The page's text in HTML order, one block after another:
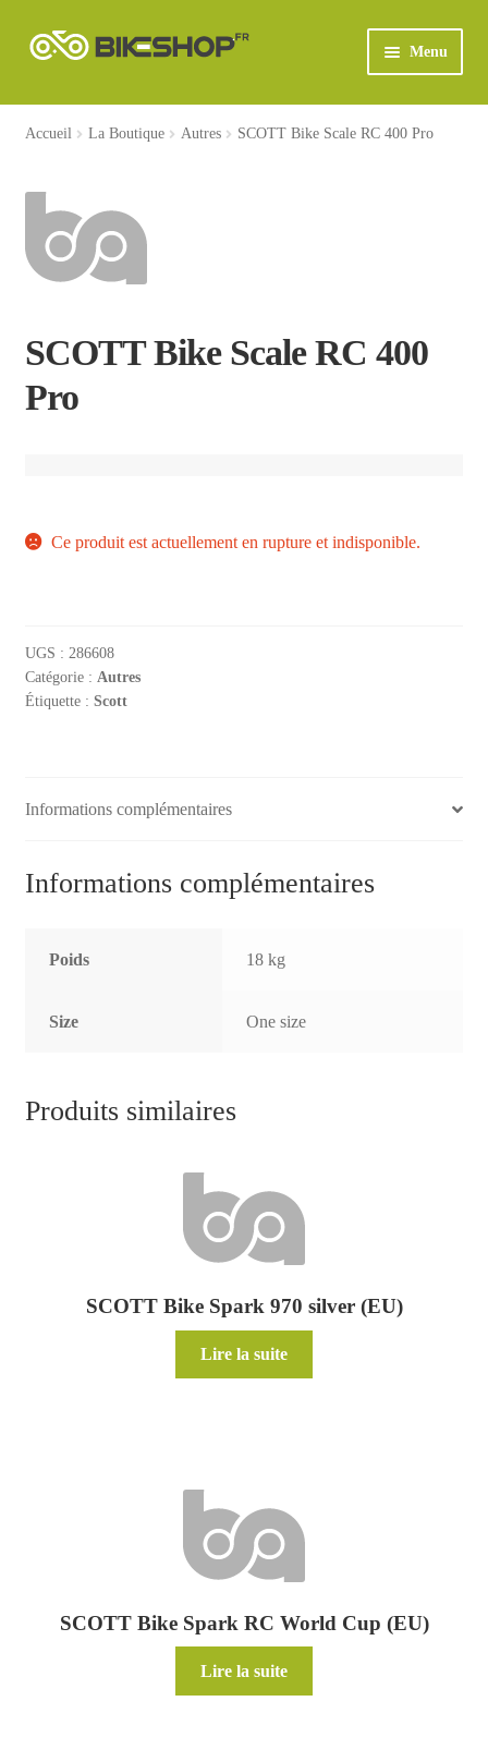
Aller
Aller
Menu
ACCUEIL
CLIENT PORTAL
CLIENT PORTAL
CONDITIONS GÉNÉRALES DE VENTE
CONTACT
VALIDATION DE COMMANDE
Accueil La Boutique Autres SCOTT Bike Scale RC 400 Pro
SCOTT Bike Scale RC 400
Pro
Ce produit est actuellement en rupture et indisponible.
UGS : 286608
Catégorie : Autres
Étiquette : Scott
Informations complémentaires
Informations complémentaires
Poids 18 kg
Size One size
Produits similaires
SCOTT Bike Spark 970 silver (EU)
Lire la suite
SCOTT Bike Spark RC World Cup (EU)
Lire la suite